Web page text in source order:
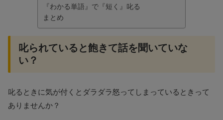
『わかる単語』で『短く』叱る
まとめ
叱られていると飽きて話を聞いていな
い？
叱るときに気が付くとダラダラ怒ってしまっているときって
ありませんか？